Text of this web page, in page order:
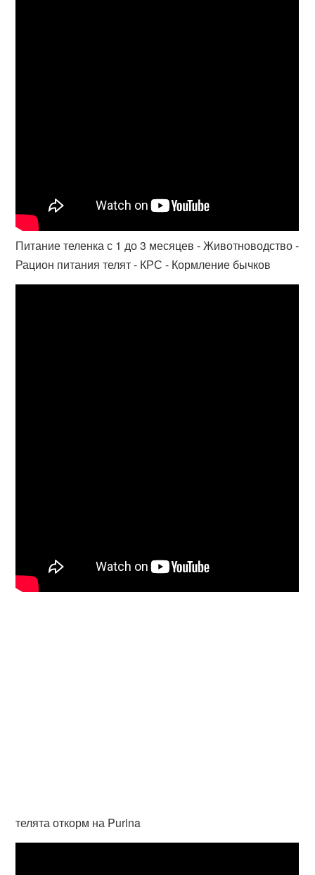
Питание теленка с 1 до 3 месяцев - Животноводство -
Рацион питания телят - КРС - Кормление бычков
телята откорм на Purina